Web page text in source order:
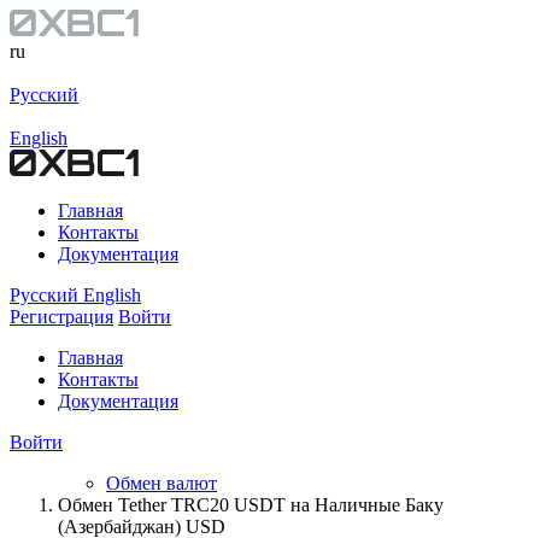
ru
Русский
English
Главная
Контакты
Документация
Русский English
Регистрация Войти
Главная
Контакты
Документация
Войти
Обмен валют
Обмен Tether TRC20 USDT на Наличные Баку
(Азербайджан) USD